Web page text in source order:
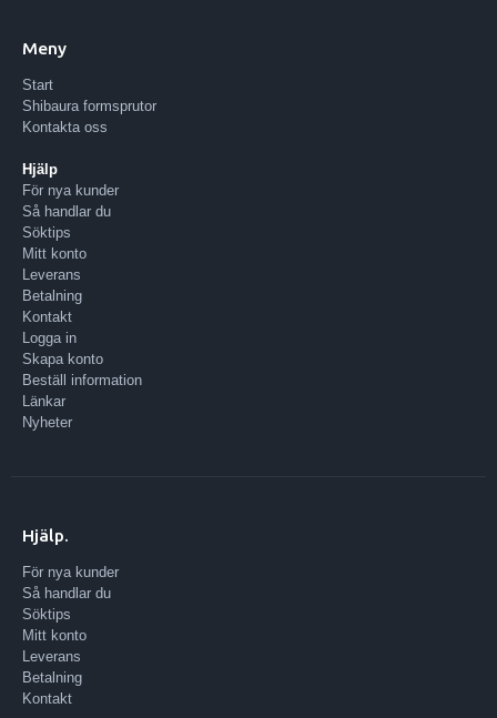
Meny
Start
Shibaura formsprutor
Kontakta oss
Hjälp
För nya kunder
Så handlar du
Söktips
Mitt konto
Leverans
Betalning
Kontakt
Logga in
Skapa konto
Beställ information
Länkar
Nyheter
Hjälp.
För nya kunder
Så handlar du
Söktips
Mitt konto
Leverans
Betalning
Kontakt